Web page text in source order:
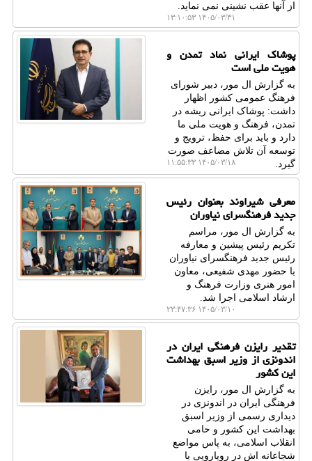
از آنها عقب نشینی نمی نماید.
۱۴۰۵/۰۳/۳۱ ۱۳:۱۰:۵۳
پوشاک ایرانی نماد تمدن و
هویت ملی است
به گزارش ال مور، دبیر شورای
فرهنگ عمومی کشور اظهار
داشت: پوشاک ایرانی ریشه در
تمدن، فرهنگ و هویت ملی ما
دارد و باید برای حفظ، ترویج و
توسعه آن تلاش مضاعف صورت
گیرد.
۱۴۰۵/۰۳/۱۸ ۱۱:۵۵:۳۳
معرفی شیراوند بعنوان رئیس
جدید فرهنگسرای نیاوران
به گزارش ال مور، مراسم
تکریم رئیس پیشین و معارفه
رئیس جدید فرهنگسرای نیاوران
با حضور مهدی شفیعی، معاون
امور هنری وزارت فرهنگ و
ارشاد اسلامی اجرا شد.
۱۴۰۵/۰۳/۱۰ ۲۳:۴۷:۳۶
تقدیر رایزن فرهنگی ایران در
اندونزی از وزیر اسبق بهداشت
این کشور
به گزارش ال مور، رایزن
فرهنگی ایران در اندونزی در
دیداری رسمی از وزیر اسبق
بهداشت این کشور و حامی
انقلاب اسلامی، به پاس مواضع
شجاعانه اش در رویارویی با